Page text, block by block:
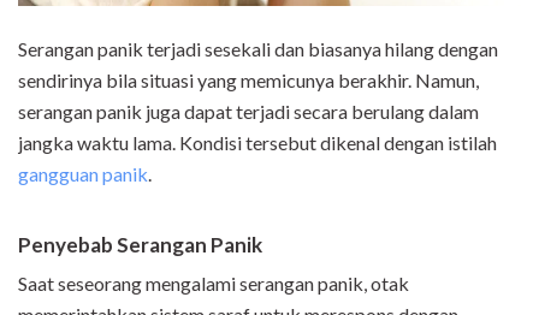
Serangan panik terjadi sesekali dan biasanya hilang dengan
sendirinya bila situasi yang memicunya berakhir. Namun,
serangan panik juga dapat terjadi secara berulang dalam
jangka waktu lama. Kondisi tersebut dikenal dengan istilah
gangguan panik.
Penyebab Serangan Panik
Saat seseorang mengalami serangan panik, otak